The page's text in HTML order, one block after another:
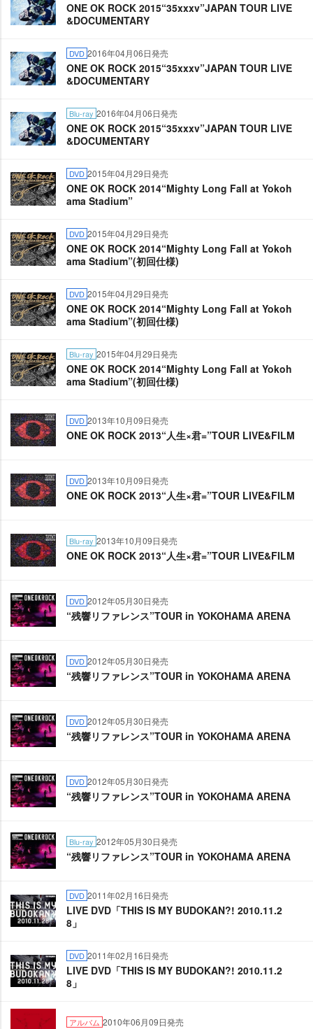
ONE OK ROCK 2015“35xxxv”JAPAN TOUR LIVE
&DOCUMENTARY
DVD 2016年04月06日発売
ONE OK ROCK 2015“35xxxv”JAPAN TOUR LIVE
&DOCUMENTARY
Blu-ray 2016年04月06日発売
ONE OK ROCK 2015“35xxxv”JAPAN TOUR LIVE
&DOCUMENTARY
DVD 2015年04月29日発売
ONE OK ROCK 2014“Mighty Long Fall at Yokoh
ama Stadium”
DVD 2015年04月29日発売
ONE OK ROCK 2014“Mighty Long Fall at Yokoh
ama Stadium”(初回仕様)
DVD 2015年04月29日発売
ONE OK ROCK 2014“Mighty Long Fall at Yokoh
ama Stadium”(初回仕様)
Blu-ray 2015年04月29日発売
ONE OK ROCK 2014“Mighty Long Fall at Yokoh
ama Stadium”(初回仕様)
DVD 2013年10月09日発売
ONE OK ROCK 2013“人生×君=”TOUR LIVE&FILM
DVD 2013年10月09日発売
ONE OK ROCK 2013“人生×君=”TOUR LIVE&FILM
Blu-ray 2013年10月09日発売
ONE OK ROCK 2013“人生×君=”TOUR LIVE&FILM
DVD 2012年05月30日発売
“残響リファレンス”TOUR in YOKOHAMA ARENA
DVD 2012年05月30日発売
“残響リファレンス”TOUR in YOKOHAMA ARENA
DVD 2012年05月30日発売
“残響リファレンス”TOUR in YOKOHAMA ARENA
DVD 2012年05月30日発売
“残響リファレンス”TOUR in YOKOHAMA ARENA
Blu-ray 2012年05月30日発売
“残響リファレンス”TOUR in YOKOHAMA ARENA
DVD 2011年02月16日発売
LIVE DVD「THIS IS MY BUDOKAN?! 2010.11.2
8」
DVD 2011年02月16日発売
LIVE DVD「THIS IS MY BUDOKAN?! 2010.11.2
8」
アルバム 2010年06月09日発売